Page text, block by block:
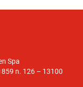
Spa
n. 126 – 13100